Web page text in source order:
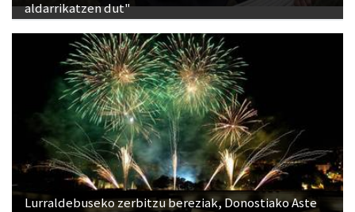
Lurraldebuseko zerbitzu bereziak, Donostiako Aste
Nagusiko su-artifizialez gozatu ahal izateko